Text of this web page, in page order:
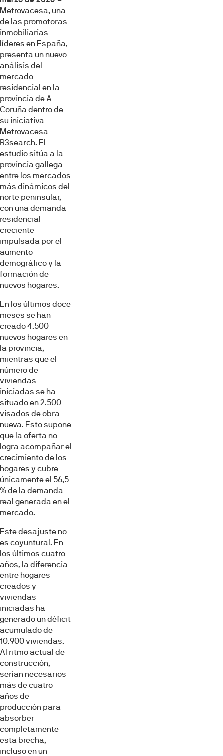
Metrovacesa, una
de las promotoras
inmobiliarias
líderes en España,
presenta un nuevo
análisis del
mercado
residencial en la
provincia de A
Coruña dentro de
su iniciativa
Metrovacesa
R3search. El
estudio sitúa a la
provincia gallega
entre los mercados
más dinámicos del
norte peninsular,
con una demanda
residencial
creciente
impulsada por el
aumento
demográfico y la
formación de
nuevos hogares.
En los últimos doce
meses se han
creado 4.500
nuevos hogares en
la provincia,
mientras que el
número de
viviendas
iniciadas se ha
situado en 2.500
visados de obra
nueva. Esto supone
que la oferta no
logra acompañar el
crecimiento de los
hogares y cubre
únicamente el 56,5
% de la demanda
real generada en el
mercado.
Este desajuste no
es coyuntural. En
los últimos cuatro
años, la diferencia
entre hogares
creados y
viviendas
iniciadas ha
generado un déficit
acumulado de
10.900 viviendas.
Al ritmo actual de
construcción,
serían necesarios
más de cuatro
años de
producción para
absorber
completamente
esta brecha,
incluso en un